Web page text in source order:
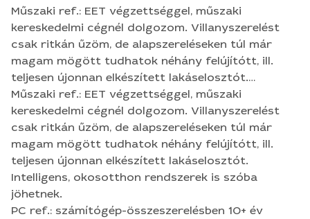
Műszaki ref.: EET végzettséggel, műszaki
kereskedelmi cégnél dolgozom. Villanyszerelést
csak ritkán űzöm, de alapszereléseken túl már
magam mögött tudhatok néhány felújítótt, ill.
teljesen újonnan elkészített lakáselosztót.
Intelligens, okosotthon rendszerek is szóba
jöhetnek. PC ref.: számítógép-összeszerelésben
10+ év tapasztalattal rendelkezem, 10-20 gépen túl
vagyok már. Igényes vagyok a munkámra, külső és
belső esztétika is szempont nálam. Naprakészen
tartom magam a témában, így még amiben
segíteni tudok, a megfelelő konfiguráció
összeállítása, akár beszerzése, összeszerelése. Ha
Műszaki ref.: EET végzettséggel, műszaki
kereskedelmi cégnél dolgozom. Villanyszerelést
csak ritkán űzöm, de alapszereléseken túl már
magam mögött tudhatok néhány felújítótt, ill.
teljesen újonnan elkészített lakáselosztót.
Intelligens, okosotthon rendszerek is szóba
jöhetnek.
PC ref.: számítógép-összeszerelésben 10+ év